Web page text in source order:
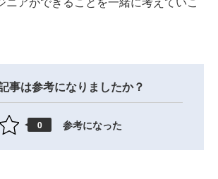
事は参考になりましたか？
0 参考になった